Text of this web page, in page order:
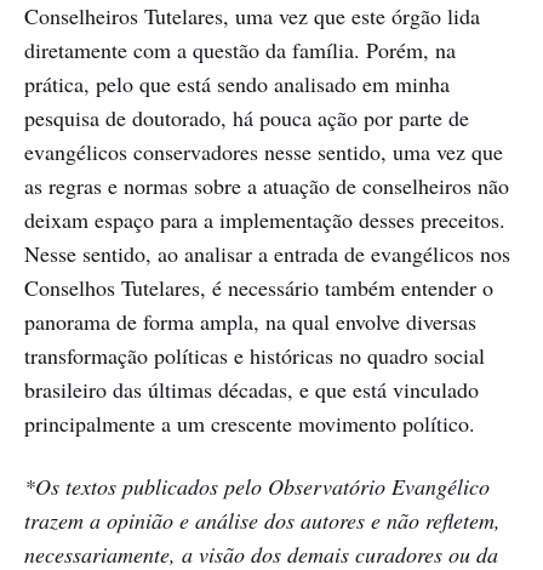
Conselheiros Tutelares, uma vez que este órgão lida
diretamente com a questão da família. Porém, na
prática, pelo que está sendo analisado em minha
pesquisa de doutorado, há pouca ação por parte de
evangélicos conservadores nesse sentido, uma vez que
as regras e normas sobre a atuação de conselheiros não
deixam espaço para a implementação desses preceitos.
Nesse sentido, ao analisar a entrada de evangélicos nos
Conselhos Tutelares, é necessário também entender o
panorama de forma ampla, na qual envolve diversas
transformação políticas e históricas no quadro social
brasileiro das últimas décadas, e que está vinculado
principalmente a um crescente movimento político.
*Os textos publicados pelo Observatório Evangélico
trazem a opinião e análise dos autores e não refletem,
necessariamente, a visão dos demais curadores ou da